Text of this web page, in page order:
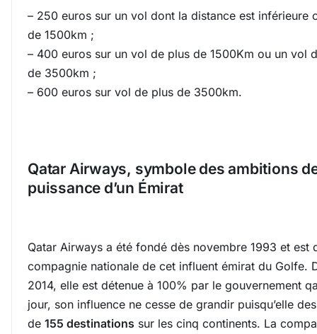
– 250 euros sur un vol dont la distance est inférieure
de 1500km ;
– 400 euros sur un vol de plus de 1500Km ou un vol
de 3500km ;
– 600 euros sur vol de plus de 3500km.
Qatar Airways, symbole des ambitions
puissance d’un Émirat
Qatar Airways a été fondé dès novembre 1993 et est
compagnie nationale de cet influent émirat du Golfe.
2014, elle est détenue à 100% par le gouvernement
jour, son influence ne cesse de grandir puisqu’elle
de 155 destinations sur les cinq continents. La